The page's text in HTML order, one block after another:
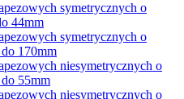
symetrycznych o
44mm
symetrycznych o
170mm
niesymetrycznych o
55mm
niesymetrycznych o